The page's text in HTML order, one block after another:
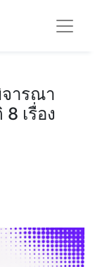
ารณา
เรื่อง